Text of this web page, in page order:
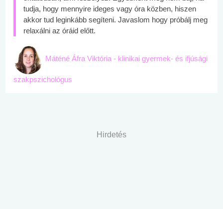
tudja, hogy mennyire ideges vagy óra közben, hiszen
akkor tud leginkább segíteni. Javaslom hogy próbálj meg
relaxálni az óráid előtt.
Máténé Áfra Viktória - klinikai gyermek- és ifjúsági
szakpszichológus
Hirdetés